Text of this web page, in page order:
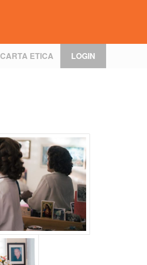
CARTA ETICA LOGIN